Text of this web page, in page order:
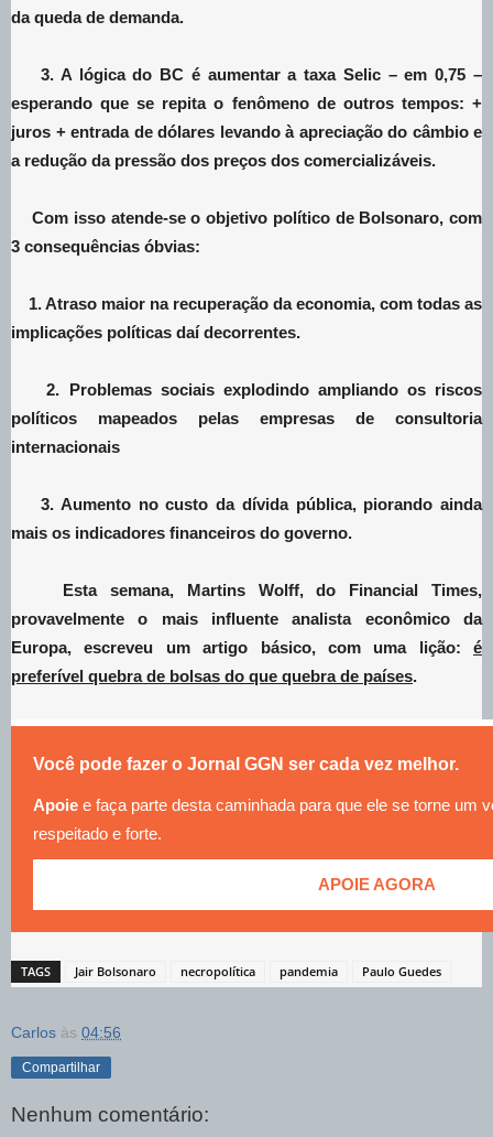
da queda de demanda.
3. A lógica do BC é aumentar a taxa Selic – em 0,75 –
esperando que se repita o fenômeno de outros tempos: +
juros + entrada de dólares levando à apreciação do câmbio e
a redução da pressão dos preços dos comercializáveis.
Com isso atende-se o objetivo político de Bolsonaro, com
3 consequências óbvias:
1. Atraso maior na recuperação da economia, com todas as
implicações políticas daí decorrentes.
2. Problemas sociais explodindo ampliando os riscos
políticos mapeados pelas empresas de consultoria
internacionais
3. Aumento no custo da dívida pública, piorando ainda
mais os indicadores financeiros do governo.
Esta semana, Martins Wolff, do Financial Times,
provavelmente o mais influente analista econômico da
Europa, escreveu um artigo básico, com uma lição: é
preferível quebra de bolsas do que quebra de países.
Você pode fazer o Jornal GGN ser cada vez melhor.
Apoie e faça parte desta caminhada para que ele se torne um
respeitado e forte.
APOIE AGORA
TAGS Jair Bolsonaro necropolítica pandemia Paulo Guedes
Carlos às 04:56
Compartilhar
Nenhum comentário: